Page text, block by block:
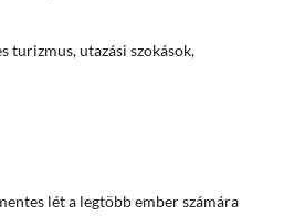
turizmus, utazási szokások,
lét a legtöbb ember számára